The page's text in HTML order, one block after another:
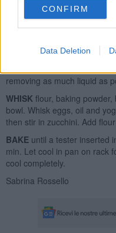
CONFIRM
Data Deletion
1 cup granulated sugar
Instructions
with parchment.
removing as much liquid as
WHISK flour, baking
bowl. Whisk eggs, oil and
then stir in zucchini. Add
BAKEuntil a tester inserted
min. Let cool in pan on rack
cool completely.
Sabrina Rossello